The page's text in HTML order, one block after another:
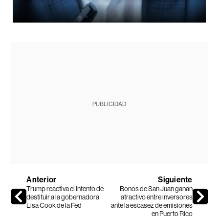
PUBLICIDAD
Anterior
Trump reactiva el intento de
destituir a la gobernadora
Lisa Cook de la Fed
Siguiente
Bonos de San Juan ganan
atractivo entre inversores
ante la escasez de emisiones
en Puerto Rico